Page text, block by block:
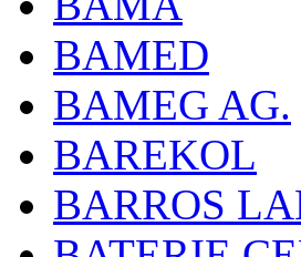
BAMED
BAMEG AG.
BAREKOL
BARROS